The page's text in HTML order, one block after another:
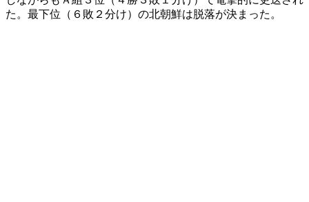
た。最下位（６敗２分け）の北朝鮮は脱落が決まった。